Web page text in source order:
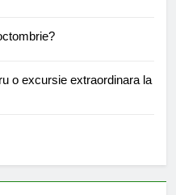
o excursie extraordinara la